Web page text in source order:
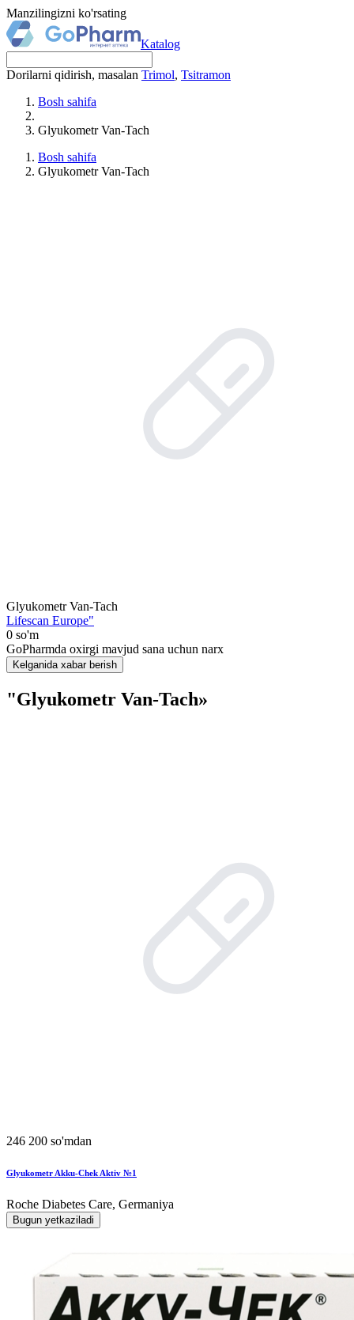
Manzilingizni ko'rsating
Katalog
Dorilarni qidirish, masalan Trimol, Tsitramon
Bosh sahifa
Glyukometr Van-Tach
Bosh sahifa
Glyukometr Van-Tach
Glyukometr Van-Tach
Lifescan Europe"
0 so'm
GoPharmda oxirgi mavjud sana uchun narx
Kelganida xabar berish
"Glyukometr Van-Tach»
246 200 so'mdan
Glyukometr Akku-Chek Aktiv №1
Roche Diabetes Care, Germaniya
Bugun yetkaziladi